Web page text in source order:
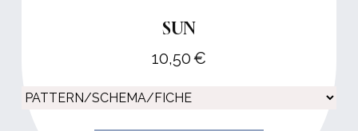
SUN
10,50€